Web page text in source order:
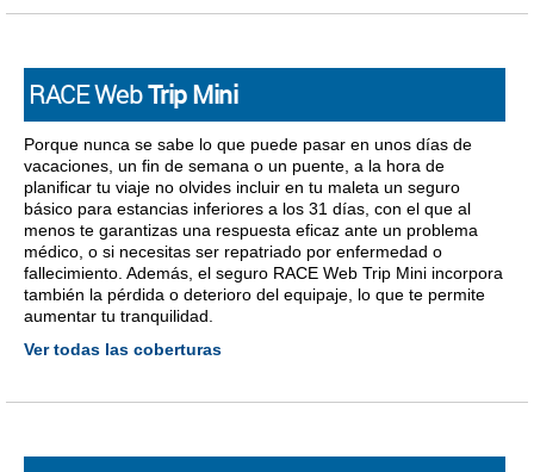
RACE WebTrip Mini
Porque nunca se sabe lo que puede pasar en unos días de
vacaciones, un fin de semana o un puente, a la hora de
planificar tu viaje no olvides incluir en tu maleta un seguro
básico para estancias inferiores a los 31 días, con el que al
menos te garantizas una respuesta eficaz ante un problema
médico, o si necesitas ser repatriado por enfermedad o
fallecimiento. Además, el seguro RACE Web Trip Mini incorpora
también la pérdida o deterioro del equipaje, lo que te permite
aumentar tu tranquilidad.
Ver todas las coberturas